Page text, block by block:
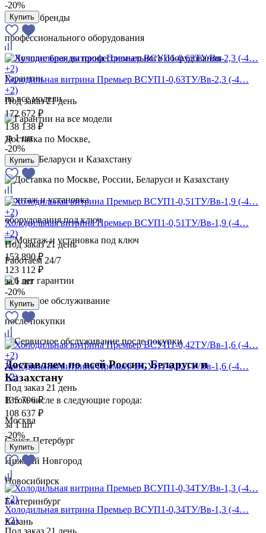
-20%
Купить
Холодильная витрина Премьер ВСУП1-0,63ТУ/Вв-2,3 (-4…
+2)
Под заказ 21 день
172 672 ₽
138 138 ₽
за1 шт
-20%
Купить
Холодильная витрина Премьер ВСУП1-0,51ТУ/Вв-1,9 (-4…
+2)
Под заказ 21 день
153 890 ₽
123 112 ₽
за1 шт
-20%
Купить
Холодильная витрина Премьер ВСУП1-0,42ТУ/Вв-1,6 (-4…
+2)
Под заказ 21 день
135 796 ₽
108 637 ₽
за1 шт
-20%
Купить
Холодильная витрина Премьер ВСУП1-0,34ТУ/Вв-1,3 (-4…
+2)
Под заказ 21 день
Лучшие бренды
профессионального оборудования
Гарантии
на все модели
Доставка по Москве,
России, Беларуси и Казахстану
Монтаж и установка
оборудования под ключ
Работаем 24/7
Сервисное обслуживание
после покупки
Доставляем по всей России, Беларуси и
Казахстану
В том числе в следующие города:
Москва
Санкт-Петербург
Нижний Новгород
Новосибирск
Екатеринбург
Казань